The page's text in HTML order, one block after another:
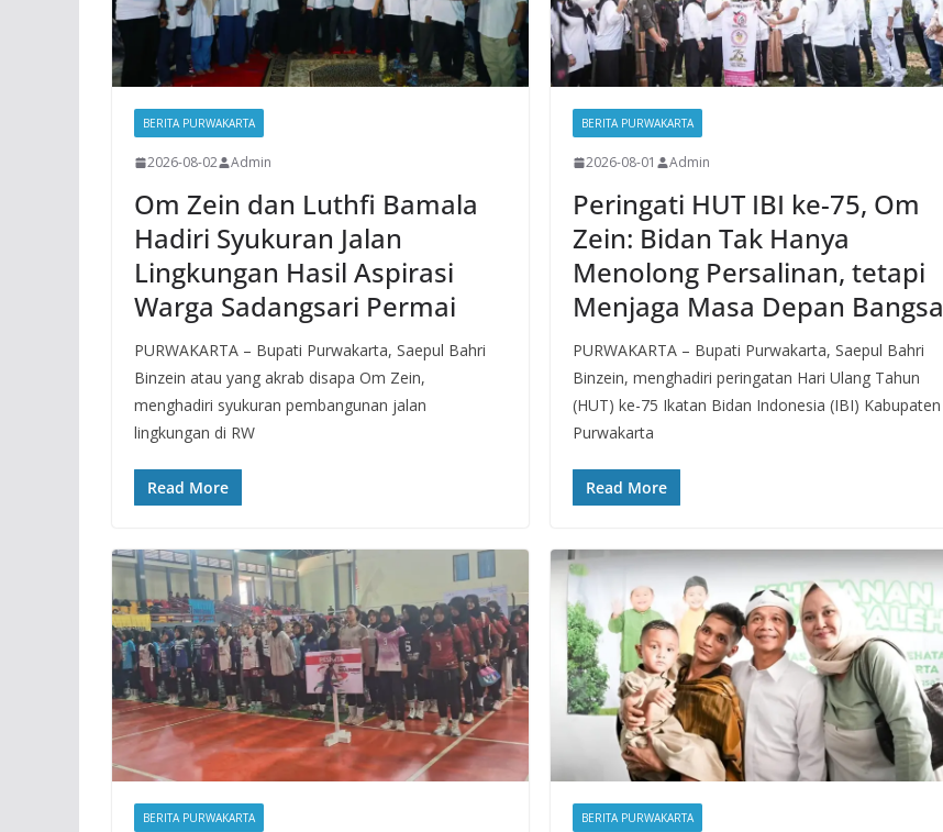
BERITA PURWAKARTA
2026-08-02 Admin
Om Zein dan Luthfi Bamala
Hadiri Syukuran Jalan
Lingkungan Hasil Aspirasi
Warga Sadangsari Permai
PURWAKARTA – Bupati Purwakarta, Saepul Bahri
Binzein atau yang akrab disapa Om Zein,
menghadiri syukuran pembangunan jalan
lingkungan di RW
Read More
BERITA PURWAKARTA
2026-08-01 Admin
Peringati HUT IBI ke-75, Om
Zein: Bidan Tak Hanya
Menolong Persalinan, tetapi
Menjaga Masa Depan Bangsa
PURWAKARTA – Bupati Purwakarta, Saepul Bahri
Binzein, menghadiri peringatan Hari Ulang Tahun
(HUT) ke-75 Ikatan Bidan Indonesia (IBI) Kabupaten
Purwakarta
Read More
BERITA PURWAKARTA BERITA PURWAKARTA